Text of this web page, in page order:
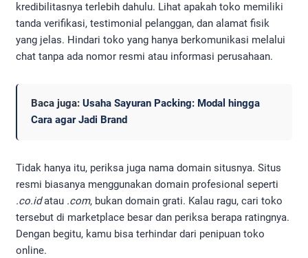
kredibilitasnya terlebih dahulu. Lihat apakah toko memiliki
tanda verifikasi, testimonial pelanggan, dan alamat fisik
yang jelas. Hindari toko yang hanya berkomunikasi melalui
chat tanpa ada nomor resmi atau informasi perusahaan.
Baca juga: Usaha Sayuran Packing: Modal hingga
Cara agar Jadi Brand
Tidak hanya itu, periksa juga nama domain situsnya. Situs
resmi biasanya menggunakan domain profesional seperti
.co.idatau .com, bukan domain grati. Kalau ragu, cari toko
tersebut di marketplace besar dan periksa berapa ratingnya.
Dengan begitu, kamu bisa terhindar dari penipuan toko
online.